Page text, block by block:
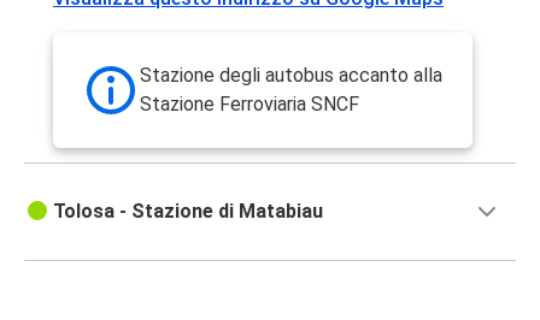
Stazione degli autobus accanto alla
Stazione Ferroviaria SNCF
Tolosa - Stazione di Matabiau